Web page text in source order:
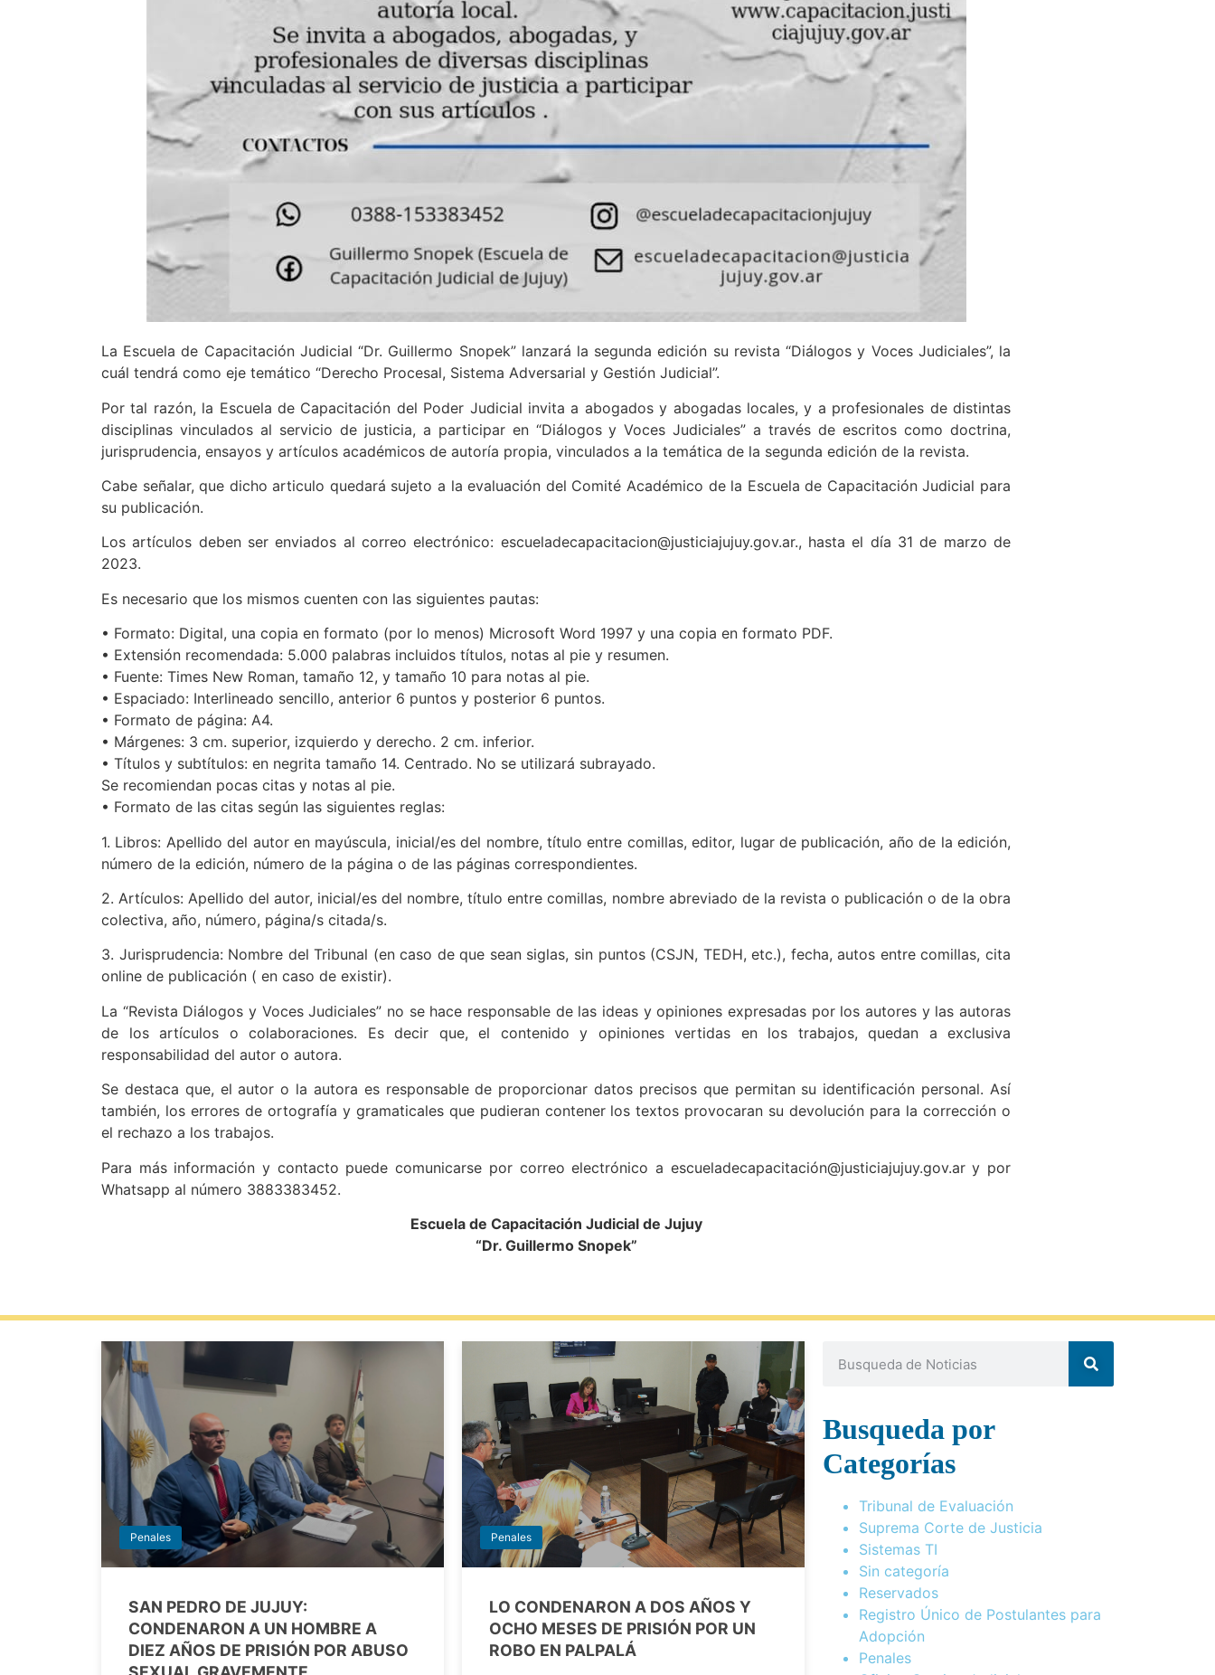
La Escuela de Capacitación Judicial “Dr. Guillermo Snopek” lanzará la segunda edición su revista “Diálogos y Voces Judiciales”, la
cuál tendrá como eje temático “Derecho Procesal, Sistema Adversarial y Gestión Judicial”.
Por tal razón, la Escuela de Capacitación del Poder Judicial invita a abogados y abogadas locales, y a profesionales de distintas
disciplinas vinculados al servicio de justicia, a participar en “Diálogos y Voces Judiciales” a través de escritos como doctrina,
jurisprudencia, ensayos y artículos académicos de autoría propia, vinculados a la temática de la segunda edición de la revista.
Cabe señalar, que dicho articulo quedará sujeto a la evaluación del Comité Académico de la Escuela de Capacitación Judicial para
su publicación.
Los artículos deben ser enviados al correo electrónico: escueladecapacitacion@justiciajujuy.gov.ar., hasta el día 31 de marzo de
2023.
Es necesario que los mismos cuenten con las siguientes pautas:
• Formato: Digital, una copia en formato (por lo menos) Microsoft Word 1997 y una copia en formato PDF.
• Extensión recomendada: 5.000 palabras incluidos títulos, notas al pie y resumen.
• Fuente: Times New Roman, tamaño 12, y tamaño 10 para notas al pie.
• Espaciado: Interlineado sencillo, anterior 6 puntos y posterior 6 puntos.
• Formato de página: A4.
• Márgenes: 3 cm. superior, izquierdo y derecho. 2 cm. inferior.
• Títulos y subtítulos: en negrita tamaño 14. Centrado. No se utilizará subrayado.
Se recomiendan pocas citas y notas al pie.
• Formato de las citas según las siguientes reglas:
1. Libros: Apellido del autor en mayúscula, inicial/es del nombre, título entre comillas, editor, lugar de publicación, año de la edición,
número de la edición, número de la página o de las páginas correspondientes.
2. Artículos: Apellido del autor, inicial/es del nombre, título entre comillas, nombre abreviado de la revista o publicación o de la obra
colectiva, año, número, página/s citada/s.
3. Jurisprudencia: Nombre del Tribunal (en caso de que sean siglas, sin puntos (CSJN, TEDH, etc.), fecha, autos entre comillas, cita
online de publicación ( en caso de existir).
La “Revista Diálogos y Voces Judiciales” no se hace responsable de las ideas y opiniones expresadas por los autores y las autoras
de los artículos o colaboraciones. Es decir que, el contenido y opiniones vertidas en los trabajos, quedan a exclusiva
responsabilidad del autor o autora.
Se destaca que, el autor o la autora es responsable de proporcionar datos precisos que permitan su identificación personal. Así
también, los errores de ortografía y gramaticales que pudieran contener los textos provocaran su devolución para la corrección o
el rechazo a los trabajos.
Para más información y contacto puede comunicarse por correo electrónico a escueladecapacitación@justiciajujuy.gov.ar y por
Whatsapp al número 3883383452.
Escuela de Capacitación Judicial de Jujuy
“Dr. Guillermo Snopek”
Penales
SAN PEDRO DE JUJUY:
CONDENARON A UN HOMBRE A
DIEZ AÑOS DE PRISIÓN POR ABUSO
Penales
LO CONDENARON A DOS AÑOS Y
OCHO MESES DE PRISIÓN POR UN
ROBO EN PALPALÁ
Busqueda por
Categorías
Tribunal de Evaluación
Suprema Corte de Justicia
Sistemas TI
Sin categoría
Reservados
Registro Único de Postulantes para
Adopción
Penales